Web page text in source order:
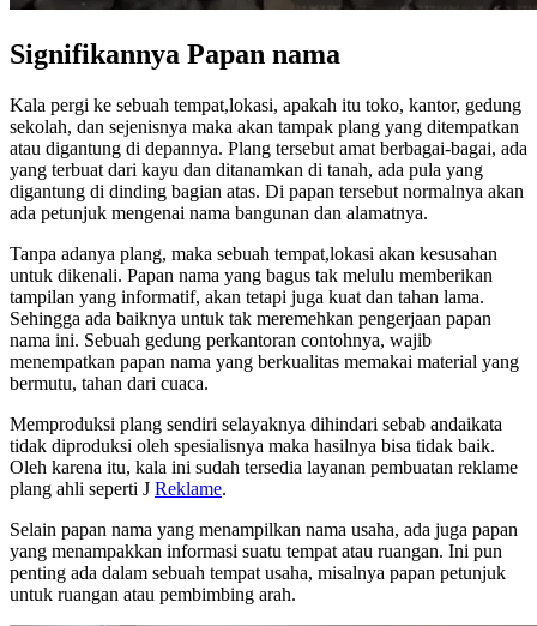
Signifikannya Papan nama
Kala pergi ke sebuah tempat,lokasi, apakah itu toko, kantor, gedung
sekolah, dan sejenisnya maka akan tampak plang yang ditempatkan
atau digantung di depannya. Plang tersebut amat berbagai-bagai, ada
yang terbuat dari kayu dan ditanamkan di tanah, ada pula yang
digantung di dinding bagian atas. Di papan tersebut normalnya akan
ada petunjuk mengenai nama bangunan dan alamatnya.
Tanpa adanya plang, maka sebuah tempat,lokasi akan kesusahan
untuk dikenali. Papan nama yang bagus tak melulu memberikan
tampilan yang informatif, akan tetapi juga kuat dan tahan lama.
Sehingga ada baiknya untuk tak meremehkan pengerjaan papan
nama ini. Sebuah gedung perkantoran contohnya, wajib
menempatkan papan nama yang berkualitas memakai material yang
bermutu, tahan dari cuaca.
Memproduksi plang sendiri selayaknya dihindari sebab andaikata
tidak diproduksi oleh spesialisnya maka hasilnya bisa tidak baik.
Oleh karena itu, kala ini sudah tersedia layanan pembuatan reklame
plang ahli seperti J Reklame.
Selain papan nama yang menampilkan nama usaha, ada juga papan
yang menampakkan informasi suatu tempat atau ruangan. Ini pun
penting ada dalam sebuah tempat usaha, misalnya papan petunjuk
untuk ruangan atau pembimbing arah.